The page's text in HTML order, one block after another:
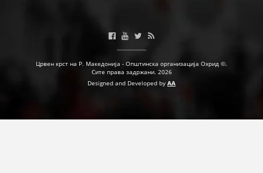
Црвен крст на Р. Македонија - Општинска организација Охрид ©.
Сите права задржани. 2026
Designed and Developed by AA